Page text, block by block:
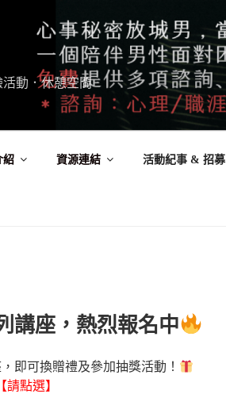
動．休憩空間
紹 資源連結 活動紀事 & 招募
講座，熱烈報名中
即可換贈禮及參加抽獎活動！
請點選】